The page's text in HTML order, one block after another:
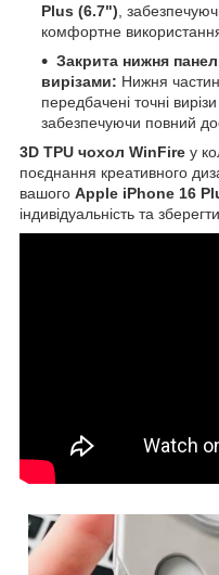
Plus (6.7") ,
комфортне
Закрита нижня
вирізами: Нижня
передбачені точні
забезпечуючи повний
3D TPU чохол WinFire у
поєднання креативного
вашого Apple iPhone 16
індивідуальність та